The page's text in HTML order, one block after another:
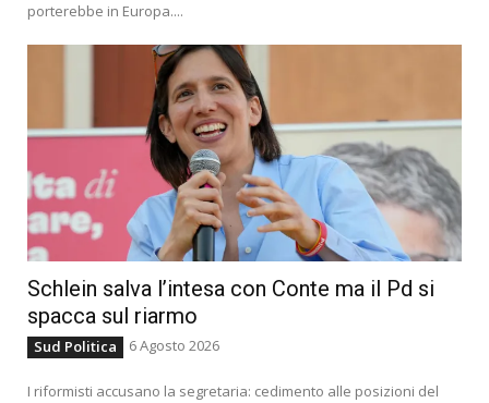
porterebbe in Europa....
Schlein salva l’intesa con Conte ma il Pd si
spacca sul riarmo
Sud Politica 6 Agosto 2026
I riformisti accusano la segretaria: cedimento alle posizioni del